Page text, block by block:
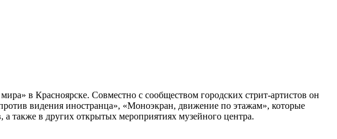
в Красноярске. Совместно с сообществом городских стрит-артистов он
видения иностранца», «Моноэкран, движение по этажам», которые
также в других открытых мероприятиях музейного центра.